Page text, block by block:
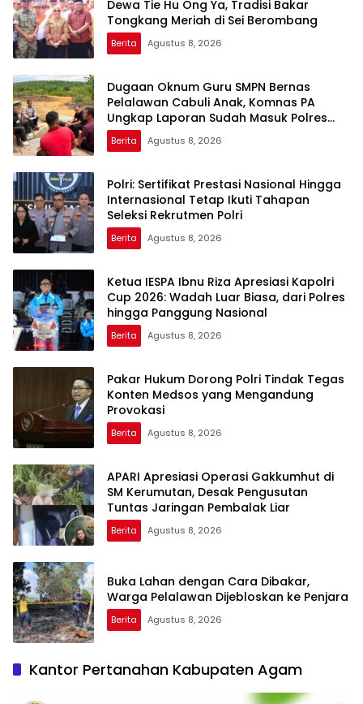
Dewa Tie Hu Ong Ya, Tradisi Bakar
Tongkang Meriah di Sei Berombang
Berita Agustus 8, 2026
Dugaan Oknum Guru SMPN Bernas
Pelalawan Cabuli Anak, Komnas PA
Ungkap Laporan Sudah Masuk Polres
Sejak Juli
Berita Agustus 8, 2026
Polri: Sertifikat Prestasi Nasional Hingga
Internasional Tetap Ikuti Tahapan
Seleksi Rekrutmen Polri
Berita Agustus 8, 2026
Ketua IESPA Ibnu Riza Apresiasi Kapolri
Cup 2026: Wadah Luar Biasa, dari Polres
hingga Panggung Nasional
Berita Agustus 8, 2026
Pakar Hukum Dorong Polri Tindak Tegas
Konten Medsos yang Mengandung
Provokasi
Berita Agustus 8, 2026
APARI Apresiasi Operasi Gakkumhut di
SM Kerumutan, Desak Pengusutan
Tuntas Jaringan Pembalak Liar
Berita Agustus 8, 2026
Buka Lahan dengan Cara Dibakar,
Warga Pelalawan Dijebloskan ke Penjara
Berita Agustus 8, 2026
Kantor Pertanahan Kabupaten Agam